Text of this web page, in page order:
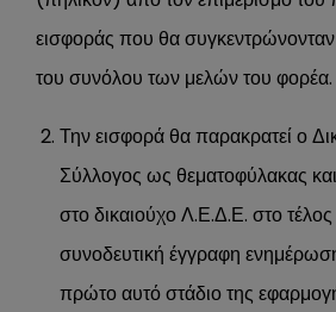
εισφοράς που θα
του συνόλου των μελών του φορέα.
Την εισφορά θα παρακρατεί ο
Σύλλογος ως θεματοφύλακας
στο δικαιούχο Λ.Ε.Δ.Ε. στο
συνοδευτική έγγραφη
πρώτο αυτό στάδιο της